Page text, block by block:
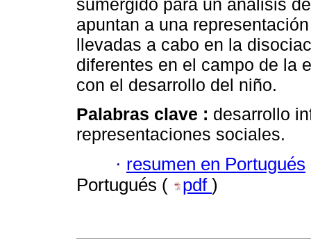
sumergido para un análisis
apuntan a una
llevadas a cabo en la
diferentes en el campo de la
con el desarrollo del niño.
Palabras clave : desarrollo
representaciones sociales.
· resumen en Portugués
Portugués (
pdf )